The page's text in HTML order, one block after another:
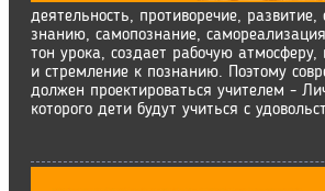
деятельность, противоречие, развитие,
знанию, самопознание,
тон урока, создает рабочую атмосферу,
и стремление к познанию. Поэтому
должен проектироваться учителем -
которого дети будут учиться с